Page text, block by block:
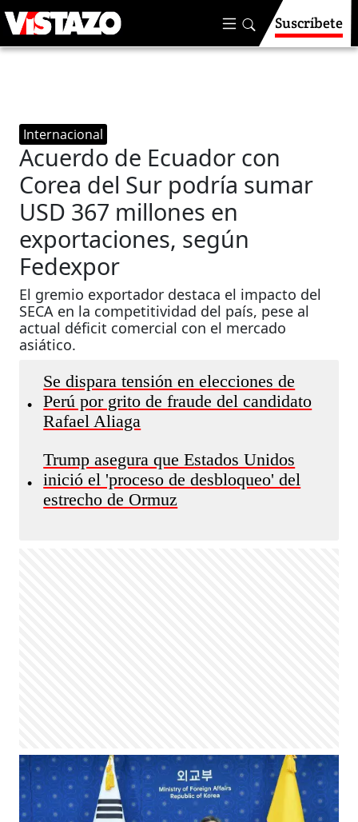
Suscríbete
Internacional
Acuerdo de Ecuador con
Corea del Sur podría sumar
USD 367 millones en
exportaciones, según
Fedexpor
El gremio exportador destaca el impacto del
SECA en la competitividad del país, pese al
actual déficit comercial con el mercado
asiático.
•
Se dispara tensión en elecciones de
Perú por grito de fraude del candidato
Rafael Aliaga
•
Trump asegura que Estados Unidos
inició el 'proceso de desbloqueo' del
estrecho de Ormuz